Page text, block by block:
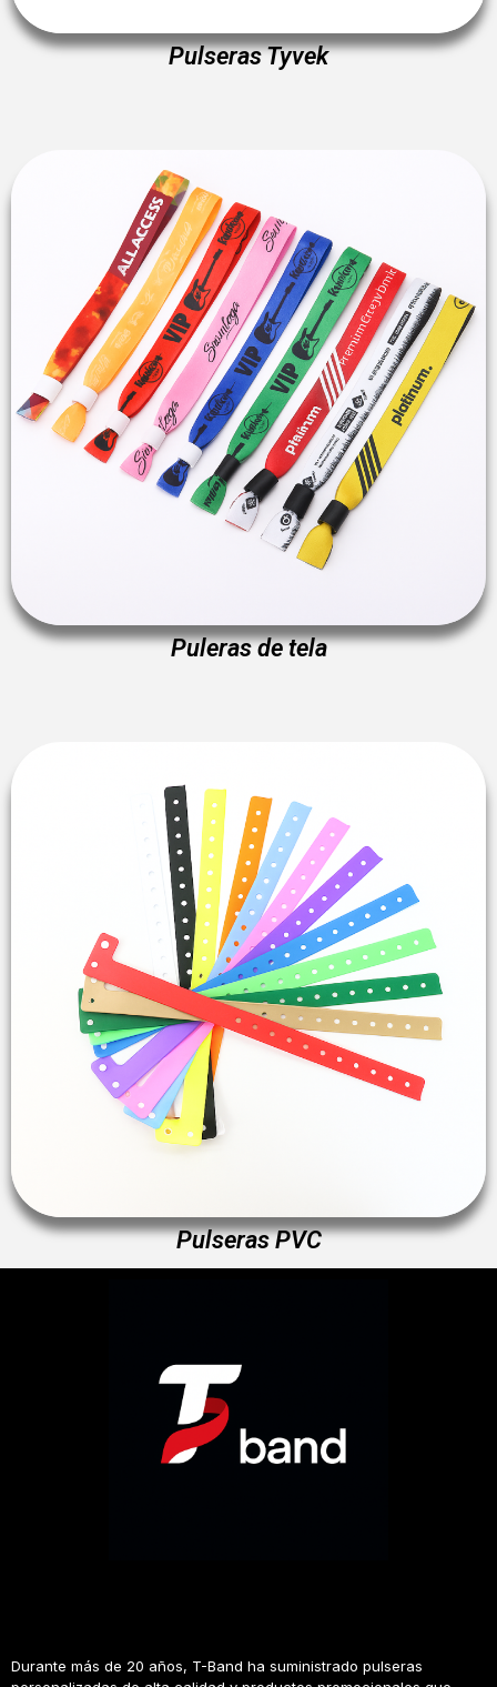
Pulseras Tyvek
Puleras de tela
Pulseras PVC
Durante más de 20 años, T-Band ha suministrado pulseras